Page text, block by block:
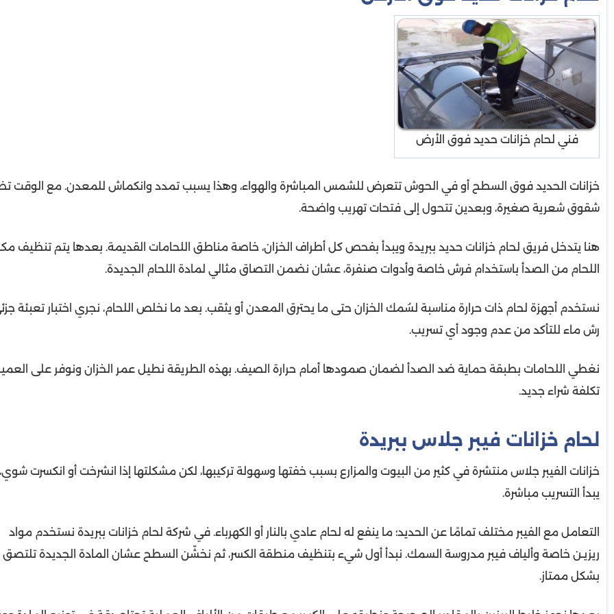
فني لحام خزانات حديد فوق الأرض
خزانات الحديد فوق السطح أو في الحوش تتعرض للشمس المباشرة والهواء، وهذا يسبب تمدد وانكماش للمعدن. مع الوقت
شقوق شعرية صغيرة، وبعدين تتحول إلى فتحات تهريب واضحة.
هنا يتدخل فريق لحام خزانات حديد ببريدة ويبدأ بفحص كل أطراف الخزان، خاصة مناطق اللحامات القديمة. بعدها يتم تنظيف
اللحام من الصدأ باستخدام فرش خاصة وأدوات صنفرة، عشان نضمن التصاق مثالي لمادة اللحام الجديدة.
نستخدم أجهزة لحام ذات حرارة مناسبة لسُمك الخزان حتى ما يحترق المعدن أو يثقب. بعد ما نخلص اللحام، نجري اختبار تعبئة
رش ماء للتأكد من عدم وجود أي تسريب.
نغطي اللحامات بطبقة حماية ضد الصدأ لضمان صمودها أمام حرارة الصيف. بهذه الطريقة نطيل عمر الخزان ونوفر على
تكلفة شراء جديد.
لحام خزانات فيبر جلاس ببريدة
خزانات الفيبر جلاس منتشرة في كثير من البيوت والمزارع بسبب خفتها وسهولة تركيبها، لكن مشكلتها إذا انشرخت أو انكسرت شوي،
يبدأ التسريب مباشرة.
التعامل مع الفيبر مختلف تمامًا عن الحديد؛ ما ينفع له لحام عادي بالنار أو الكهرباء. في شركة لحام خزانات ببريدة نستخدم مواد
ريزيـن خاصة وألياف فيبر مدروسة السمك. نبدأ أول شيء بتنظيف منطقة الكسر، ثم نخشّن السطح عشان المادة الجديدة تلتصق
بشكل ممتاز.